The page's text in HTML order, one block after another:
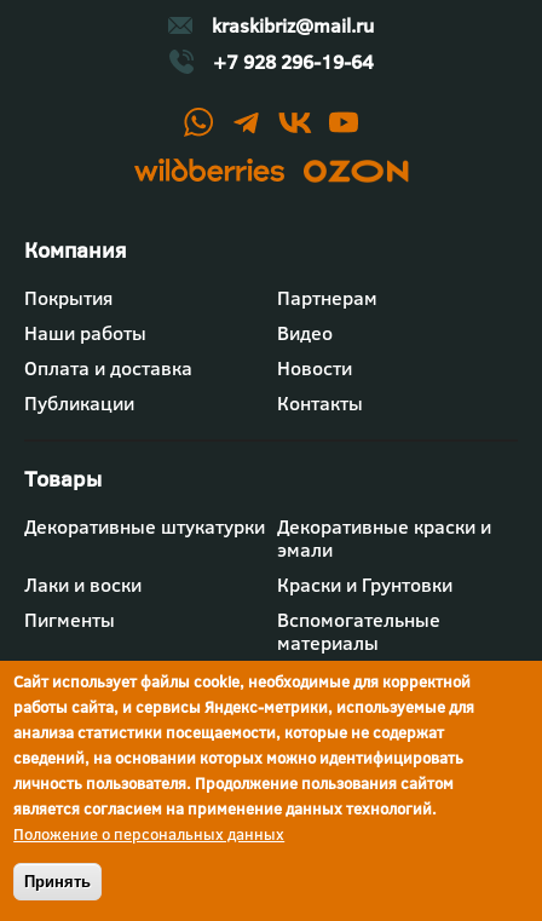
kraskibriz@mail.ru
+7 928 296-19-64
г.Ростов-на-Дону,
ул.Мечникова, д.134
просп. Шолохова, 211/4,
Ростов-на-Дону
Футер
-
меню
"Компания"
Покрытия
Партнерам
Наши работы
Видео
Оплата и доставка
Новости
Публикации
Контакты
Футер
-
меню
"Товары"
Декоративные штукатурки Декоративные краски и
эмали
Лаки и воски
Краски и Грунтовки
Пигменты
Вспомогательные
материалы
Политика конфиденциальности
Реквизиты компании
Сайт использует файлы cookie, необходимые для корректной
работы сайта, и сервисы Яндекс-метрики, используемые для
анализа статистики посещаемости, которые не содержат
сведений, на основании которых можно идентифицировать
личность пользователя. Продолжение пользования сайтом
является согласием на применение данных технологий.
Положение о персональных данных
Принять